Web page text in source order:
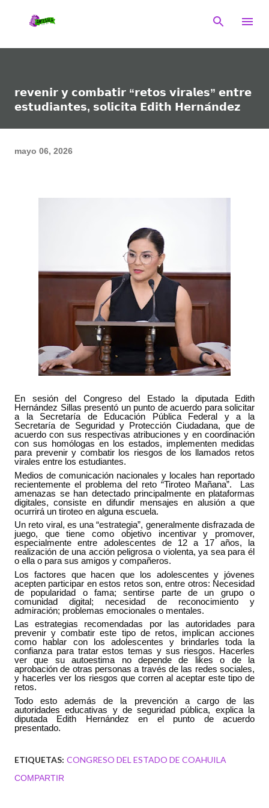
𝗿𝗲𝘃𝗲𝗻𝗶𝗿 𝘆 𝗰𝗼𝗺𝗯𝗮𝘁𝗶𝗿 “𝗿𝗲𝘁𝗼𝘀 𝘃𝗶𝗿𝗮𝗹𝗲𝘀” 𝗲𝗻𝘁𝗿𝗲
𝗲𝘀𝘁𝘂𝗱𝗶𝗮𝗻𝘁𝗲𝘀, 𝘀𝗼𝗹𝗶𝗰𝗶𝘁𝗮 𝗘𝗱𝗶𝘁𝗵 𝗛𝗲𝗿𝗻𝗮́𝗻𝗱𝗲𝘇
mayo 06, 2026
En sesión del Congreso del Estado la diputada Edith
Hernández Sillas presentó un punto de acuerdo para solicitar
a la Secretaría de Educación Pública Federal y a la
Secretaría de Seguridad y Protección Ciudadana, que de
acuerdo con sus respectivas atribuciones y en coordinación
con sus homólogas en los estados, implementen medidas
para prevenir y combatir los riesgos de los llamados retos
virales entre los estudiantes.
Medios de comunicación nacionales y locales han reportado
recientemente el problema del reto “Tiroteo Mañana”.  Las
amenazas se han detectado principalmente en plataformas
digitales, consiste en difundir mensajes en alusión a que
ocurrirá un tiroteo en alguna escuela.
Un reto viral, es una “estrategia”, generalmente disfrazada de
juego, que tiene como objetivo incentivar y promover,
especialmente entre adolescentes de 12 a 17 años, la
realización de una acción peligrosa o violenta, ya sea para él
o ella o para sus amigos y compañeros.
Los factores que hacen que los adolescentes y jóvenes
acepten participar en estos retos son, entre otros: Necesidad
de popularidad o fama; sentirse parte de un grupo o
comunidad digital; necesidad de reconocimiento y
admiración; problemas emocionales o mentales.
Las estrategias recomendadas por las autoridades para
prevenir y combatir este tipo de retos, implican acciones
como hablar con los adolescentes y brindarles toda la
confianza para tratar estos temas y sus riesgos. Hacerles
ver que su autoestima no depende de likes o de la
aprobación de otras personas a través de las redes sociales,
y hacerles ver los riesgos que corren al aceptar este tipo de
retos.
Todo esto además de la prevención a cargo de las
autoridades educativas y de seguridad pública, explica la
diputada Edith Hernández en el punto de acuerdo
presentado.
ETIQUETAS: CONGRESO DEL ESTADO DE COAHUILA
COMPARTIR